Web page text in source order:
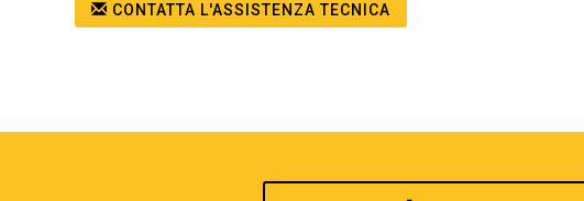
CONTATTA L'ASSISTENZA TECNICA